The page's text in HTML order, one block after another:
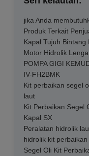
jika Anda
Produk Terkait
Kapal Tujuh
Motor Hidrolik
POMPA GIGI
IV-FH2BMK
Kit perbaikan segel
laut
Kit Perbaikan Segel
Kapal SX
Peralatan hidrolik
hidrolik kit
Segel Oli Kit